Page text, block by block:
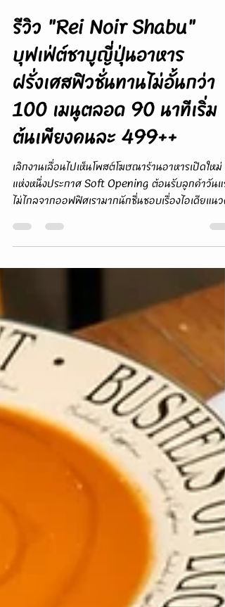
Food Addicts - เสพติดการกิน
25 มี.ค.
ยาว 3 นาที
รีวิว "Rei Noir Shabu"
บุฟเฟ่ต์ชาบูญี่ปุ่นอาหาร
ฝรั่งเศสฟิวชั่นทานไม่อั้นกว่า
100 เมนูตลอด 90 นาทีเริ่ม
ต้นเพียงคนละ 499++
เลิกงานเลื่อนไปเห็นโพสต์โฆษณาร้านอาหารเปิดใหม่
แห่งหนึ่งประกาศ Soft Opening ต้อนรับลูกค้าวันแร
ไม่ไกลจากออฟฟิศเรามากนักชื่นชอบเรื่องไอเดียแนว
แลดูน่าสนใจดีเลยจับมือคุณแฟนแวะดินเนอร์มื้อพิเศษ
ด้วยกันที่ "Rei Noir Shabu" (เรย์นัวร์ชาบู) เกิดจาก
ผสมผสานระหว่างสองวัฒนธรรมโดย Rei (เรอิ) ภาษา
ญี่ปุ่นแปลว่าแสงสว่าง,จิตวิญญาณ,สวยงามและ Noir
(นัวร์) ฝรั่งเศสสื่อถึงความมืดมิด,ลึกลับ,ชวนค้นหาซึ่ง
สะท้อนตัวตนของภัตตาคารอย่างชัดเจน ไฮไลท์เด็ดต้อ
ลองได้แก่ชาบูซุปครีม,หอมหัวใหญ่บุฟเฟ่ต์เจ้าแรก